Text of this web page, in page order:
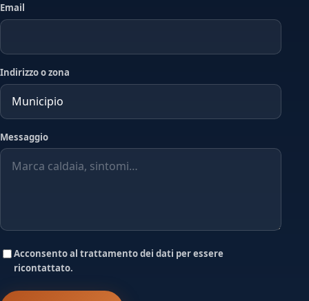
Email
Indirizzo o zona
Messaggio
Acconsento al trattamento dei dati per essere
ricontattato.